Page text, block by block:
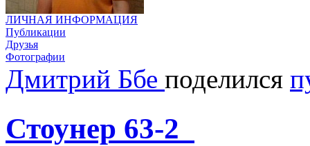
ЛИЧНАЯ ИНФОРМАЦИЯ
Публикации
Друзья
Фотографии
Дмитрий Ббе поделился
Стоунер 63-2